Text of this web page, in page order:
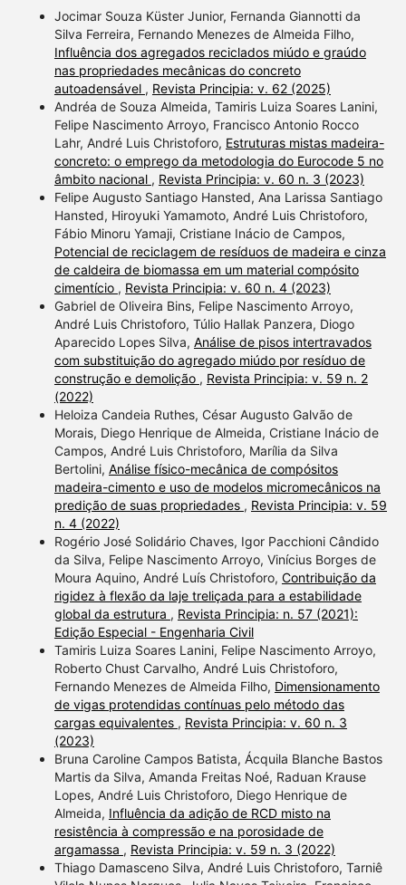
a label indicating in which
section the citation was
made.
Jocimar Souza Küster Junior, Fernanda Giannotti da
Silva Ferreira, Fernando Menezes de Almeida Filho,
Influência dos agregados reciclados miúdo e graúdo
nas propriedades mecânicas do concreto
autoadensável , Revista Principia: v. 62 (2025)
Andréa de Souza Almeida, Tamiris Luiza Soares Lanini,
Felipe Nascimento Arroyo, Francisco Antonio Rocco
Lahr, André Luis Christoforo, Estruturas mistas madeira-
concreto: o emprego da metodologia do Eurocode 5 no
âmbito nacional , Revista Principia: v. 60 n. 3 (2023)
Felipe Augusto Santiago Hansted, Ana Larissa Santiago
Hansted, Hiroyuki Yamamoto, André Luis Christoforo,
Fábio Minoru Yamaji, Cristiane Inácio de Campos,
Potencial de reciclagem de resíduos de madeira e cinza
de caldeira de biomassa em um material compósito
cimentício , Revista Principia: v. 60 n. 4 (2023)
Gabriel de Oliveira Bins, Felipe Nascimento Arroyo,
André Luis Christoforo, Túlio Hallak Panzera, Diogo
Aparecido Lopes Silva, Análise de pisos intertravados
com substituição do agregado miúdo por resíduo de
construção e demolição , Revista Principia: v. 59 n. 2
(2022)
Heloiza Candeia Ruthes, César Augusto Galvão de
Morais, Diego Henrique de Almeida, Cristiane Inácio de
Campos, André Luis Christoforo, Marília da Silva
Bertolini, Análise físico-mecânica de compósitos
madeira-cimento e uso de modelos micromecânicos na
predição de suas propriedades , Revista Principia: v. 59
n. 4 (2022)
Rogério José Solidário Chaves, Igor Pacchioni Cândido
da Silva, Felipe Nascimento Arroyo, Vinícius Borges de
Moura Aquino, André Luís Christoforo, Contribuição da
rigidez à flexão da laje treliçada para a estabilidade
global da estrutura , Revista Principia: n. 57 (2021):
Edição Especial - Engenharia Civil
Tamiris Luiza Soares Lanini, Felipe Nascimento Arroyo,
Roberto Chust Carvalho, André Luis Christoforo,
Fernando Menezes de Almeida Filho, Dimensionamento
de vigas protendidas contínuas pelo método das
cargas equivalentes , Revista Principia: v. 60 n. 3
(2023)
Bruna Caroline Campos Batista, Ácquila Blanche Bastos
Martis da Silva, Amanda Freitas Noé, Raduan Krause
Lopes, André Luis Christoforo, Diego Henrique de
Almeida, Influência da adição de RCD misto na
resistência à compressão e na porosidade de
argamassa , Revista Principia: v. 59 n. 3 (2022)
Thiago Damasceno Silva, André Luis Christoforo, Tarniê